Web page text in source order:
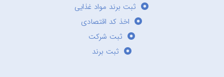
ثبت برند مواد غذایی
اخذ کد اقتصادی
ثبت شرکت
ثبت برند